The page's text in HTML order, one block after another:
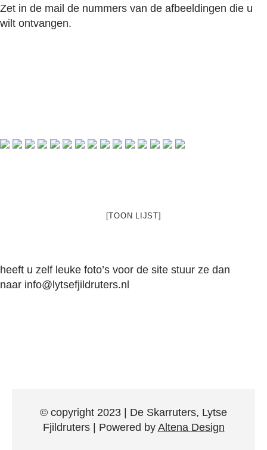
Zet in de mail de nummers van de afbeeldingen die u
wilt ontvangen.
[TOON LIJST]
heeft u zelf leuke foto’s voor de site stuur ze dan
naar info@lytsefjildruters.nl
© copyright 2023 | De Skarruters, Lytse
Fjildruters | Powered byAltena Design